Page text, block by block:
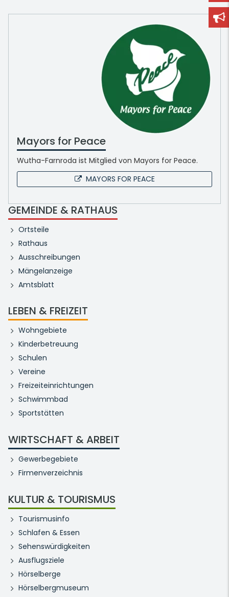
Mayors for Peace
Wutha-Farnroda ist Mitglied von Mayors for Peace.
MAYORS FOR PEACE
GEMEINDE & RATHAUS
Ortsteile
Rathaus
Ausschreibungen
Mängelanzeige
Amtsblatt
LEBEN & FREIZEIT
Wohngebiete
Kinderbetreuung
Schulen
Vereine
Freizeiteinrichtungen
Schwimmbad
Sportstätten
WIRTSCHAFT & ARBEIT
Gewerbegebiete
Firmenverzeichnis
KULTUR & TOURISMUS
Tourismusinfo
Schlafen & Essen
Sehenswürdigkeiten
Ausflugsziele
Hörselberge
Hörselbergmuseum